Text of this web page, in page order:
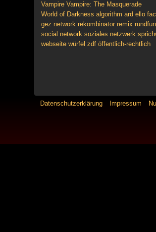
Vampire Vampire: The Masquerade
World of Darkness algorithm ard ello
gez network rekombinator remix
social network soziales netzwerk
webseite würfel zdf öffentlich-rechtlich
Datenschutzerklärung Impressum